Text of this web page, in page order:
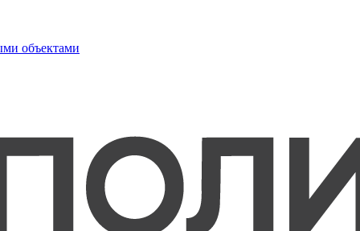
объектами